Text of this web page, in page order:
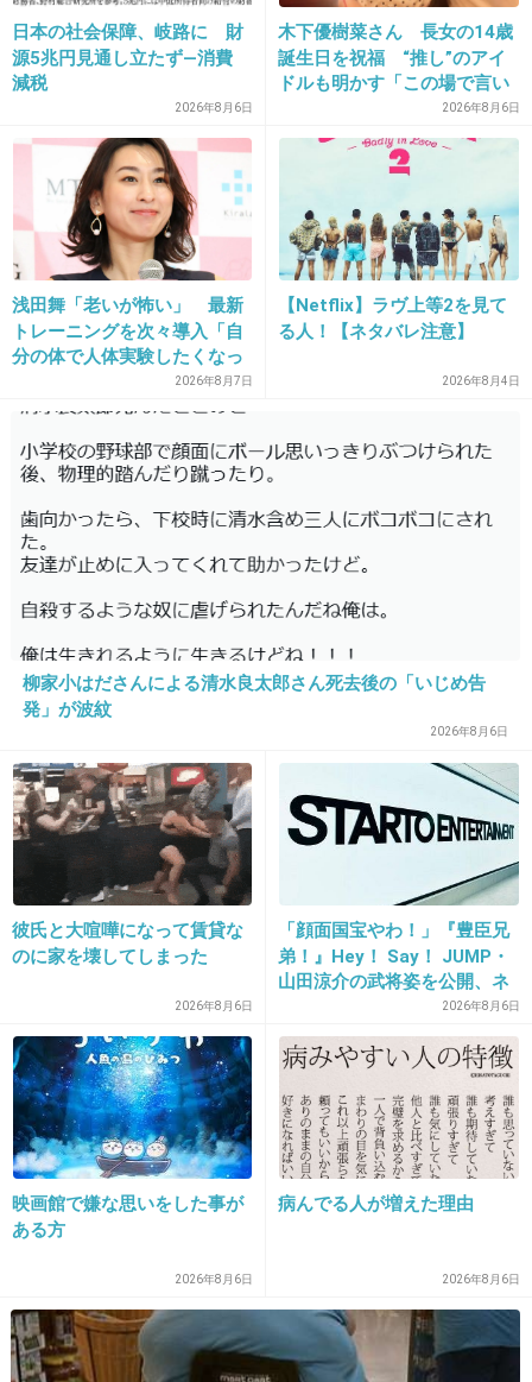
21. 匿名2021/04/16(金) 10:18:53
娘さんは結局前妻の莉菜ちゃんのとこにいるん
1件の返信
+22 -1
22. 匿名2021/04/16(金) 10:18:56
モーガン・マーラのほうが良さそうなもんだけ
ど、漢字使いたかったのかな
23. 匿名2021/04/16(金) 10:19:04
松田龍平(37)
モーガン茉愛羅(まあら)(23)
一回り以上離れてるとやっぱりかなり年の差を
感じる
+218 -4
2021/04/16(金) 10:19:16
>>4
まあら
なんか場合によっては下ネタで虐められそうな
名前だな
1件の返信
+128 -9
顔だけ見たらイケメンではないんだけどね
+134
日本の社会保障、岐路に 財
源5兆円見通し立たず―消費
減税
2026年8月6日
木下優樹菜さん 長女の14歳
誕生日を祝福 “推し”のアイ
ドルも明かす「この場で言い
2026年8月6日
浅田舞「老いが怖い」 最新
トレーニングを次々導入「自
分の体で人体実験したくなっ
2026年8月7日
【Netflix】ラヴ上等2を見て
る人！【ネタバレ注意】
2026年8月4日
柳家小はださんによる清水良太郎さん死去後の「いじめ告
発」が波紋
2026年8月6日
彼氏と大喧嘩になって賃貸な
のに家を壊してしまった
2026年8月6日
「顔面国宝やわ！」『豊臣兄
弟！』Hey！ Say！ JUMP・
山田涼介の武将姿を公開、ネ
ット歓喜「ビジュ良すぎん」
「こんな美しい秀次は初め
て」
2026年8月6日
映画館で嫌な思いをした事が
ある方
2026年8月6日
病んでる人が増えた理由
2026年8月6日